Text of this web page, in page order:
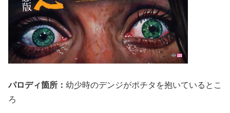
パロディ箇所： 幼少時のデンジがポチタを抱いているとこ
ろ